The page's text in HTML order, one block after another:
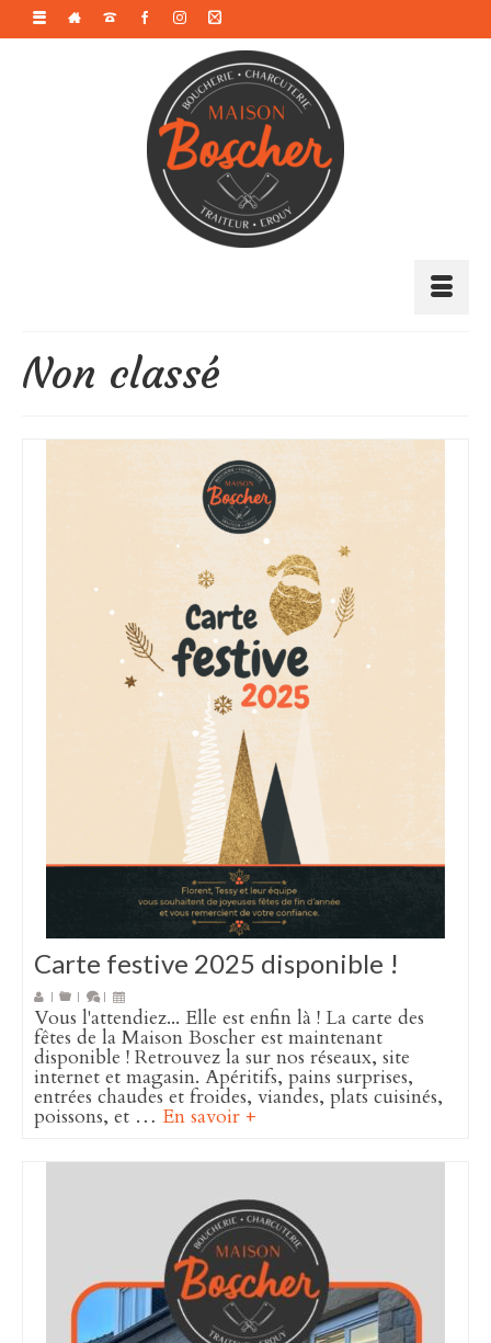
Non classé
Carte festive 2025 disponible !
| | |
Vous l'attendiez... Elle est enfin là ! La carte des
fêtes de la Maison Boscher est maintenant
disponible ! Retrouvez la sur nos réseaux, site
internet et magasin. Apéritifs, pains surprises,
entrées chaudes et froides, viandes, plats cuisinés,
poissons, et … En savoir +